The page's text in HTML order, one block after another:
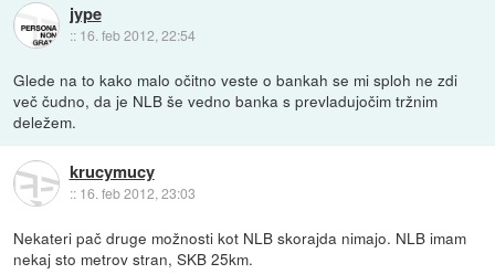
jype
:: 16. feb 2012, 22:54
Glede na to kako malo očitno veste o bankah se mi sploh ne zdi
več čudno, da je NLB še vedno banka s prevladujočim tržnim
deležem.
krucymucy
:: 16. feb 2012, 23:03
Nekateri pač druge možnosti kot NLB skorajda nimajo. NLB imam
nekaj sto metrov stran, SKB 25km.